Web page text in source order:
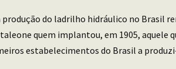
produção do ladrilho hidráulico no Brasil
quem implantou, em 1905, aquele
estabelecimentos do Brasil a